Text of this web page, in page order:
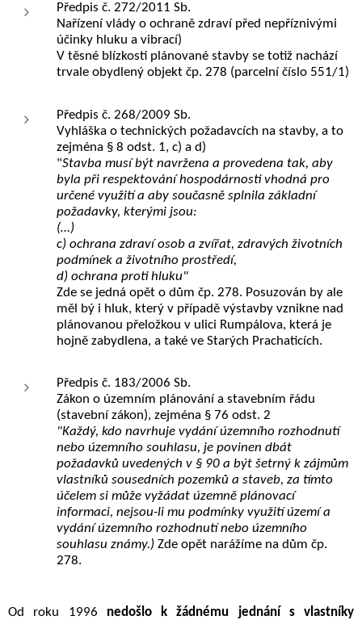
Předpis č. 272/2011 Sb.
Nařízení vlády o ochraně zdraví před nepříznivými
účinky hluku a vibrací)
V těsné blízkosti plánované stavby se totiž nachází
trvale obydlený objekt čp. 278 (parcelní číslo 551/1)
Předpis č. 268/2009 Sb.
Vyhláška o technických požadavcích na stavby, a to
zejména § 8 odst. 1, c) a d)
"Stavba musí být navržena a provedena tak, aby
byla při respektování hospodárnosti vhodná pro
určené využití a aby současně splnila základní
požadavky, kterými jsou:
(…)
c) ochrana zdraví osob a zvířat, zdravých životních
podmínek a životního prostředí,
d) ochrana proti hluku"
Zde se jedná opět o dům čp. 278. Posuzován by ale
měl bý i hluk, který v případě výstavby vznikne nad
plánovanou přeložkou v ulici Rumpálova, která je
hojně zabydlena, a také ve Starých Prachaticích.
Předpis č. 183/2006 Sb.
Zákon o územním plánování a stavebním řádu
(stavební zákon), zejména § 76 odst. 2
"Každý, kdo navrhuje vydání územního rozhodnutí
nebo územního souhlasu, je povinen dbát
požadavků uvedených v § 90 a být šetrný k zájmům
vlastníků sousedních pozemků a staveb, za tímto
účelem si může vyžádat územně plánovací
informaci, nejsou-li mu podmínky využití území a
vydání územního rozhodnutí nebo územního
souhlasu známy.) Zde opět narážíme na dům čp.
278.
Od roku 1996 nedošlo k žádnému jednání s vlastníky